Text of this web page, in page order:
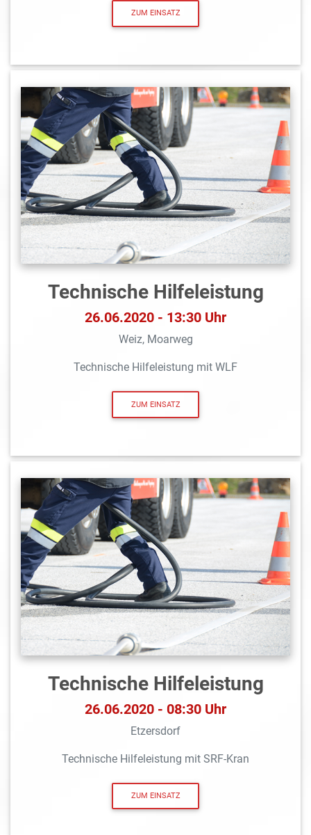
ZUM EINSATZ
Technische Hilfeleistung
26.06.2020 - 13:30 Uhr
Weiz, Moarweg
Technische Hilfeleistung mit WLF
ZUM EINSATZ
Technische Hilfeleistung
26.06.2020 - 08:30 Uhr
Etzersdorf
Technische Hilfeleistung mit SRF-Kran
ZUM EINSATZ